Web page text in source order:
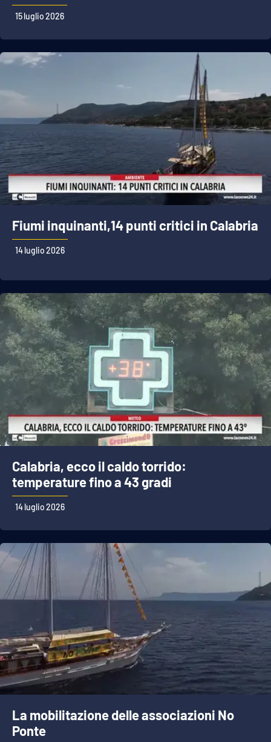
15 luglio 2026
Fiumi inquinanti,14 punti critici in Calabria
14 luglio 2026
Calabria, ecco il caldo torrido:
temperature fino a 43 gradi
14 luglio 2026
La mobilitazione delle associazioni No
Ponte